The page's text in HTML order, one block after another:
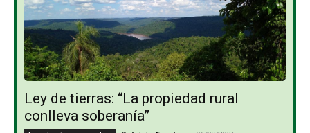
Ley de tierras: “La propiedad rural
conlleva soberanía”